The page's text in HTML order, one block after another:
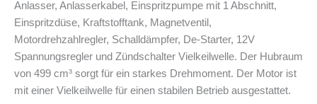
Anlasser, Anlasserkabel, Einspritzpumpe mit 1 Abschnitt,
Einspritzdüse, Kraftstofftank, Magnetventil,
Motordrehzahlregler, Schalldämpfer, De-Starter, 12V
Spannungsregler und Zündschalter Vielkeilwelle. Der Hubraum
von 499 cm³ sorgt für ein starkes Drehmoment. Der Motor ist
mit einer Vielkeilwelle für einen stabilen Betrieb ausgestattet.